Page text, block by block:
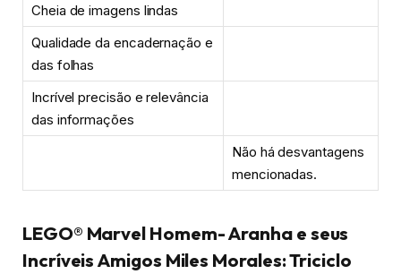
Cheia de imagens lindas
Qualidade da encadernação e
das folhas
Incrível precisão e relevância
das informações
Não há desvantagens
mencionadas.
LEGO® Marvel Homem- Aranha e seus
Incríveis Amigos Miles Morales: Triciclo